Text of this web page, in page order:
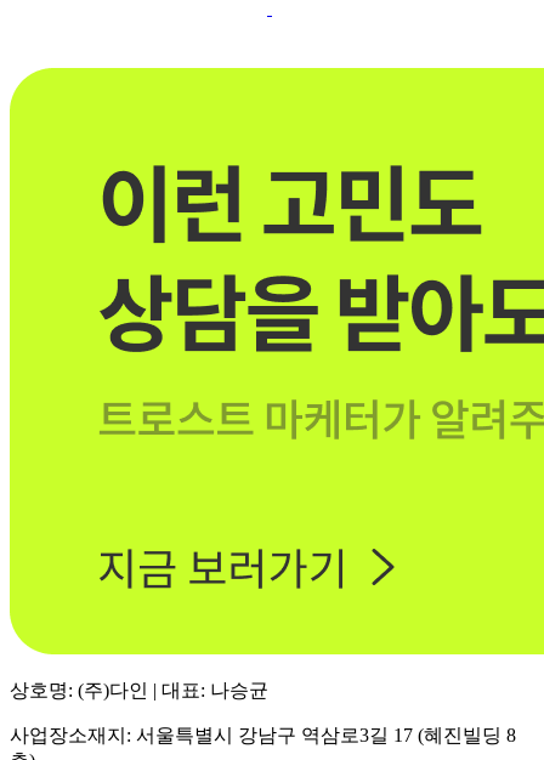
상호명: (주)다인 | 대표: 나승균
사업장소재지: 서울특별시 강남구 역삼로3길 17 (혜진빌딩 8